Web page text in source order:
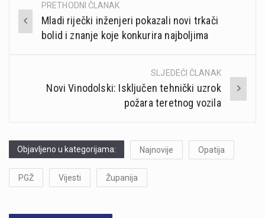
Post
navigation
PRETHODNI ČLANAK
Mladi riječki inženjeri pokazali novi trkači
bolid i znanje koje konkurira najboljima
SLJEDEĆI ČLANAK
​Novi Vinodolski: Isključen tehnički uzrok
požara teretnog vozila
Objavljeno u kategorijama: Najnovije Opatija
PGŽ Vijesti Županija